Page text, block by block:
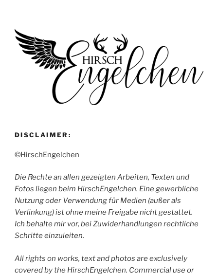
DISCLAIMER:
©HirschEngelchen
Die Rechte an allen gezeigten Arbeiten, Texten und
Fotos liegen beim HirschEngelchen. Eine gewerbliche
Nutzung oder Verwendung für Medien (außer als
Verlinkung) ist ohne meine Freigabe nicht gestattet.
Ich behalte mir vor, bei Zuwiderhandlungen rechtliche
Schritte einzuleiten.
All rights on works, text and photos are exclusively
covered by the HirschEngelchen. Commercial use or